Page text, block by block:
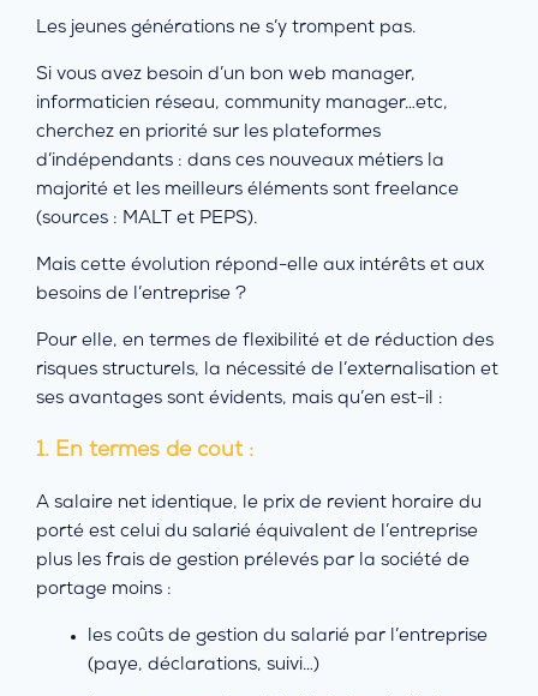
Les jeunes générations ne s’y trompent pas.
Si vous avez besoin d’un bon web manager,
informaticien réseau, community manager…etc,
cherchez en priorité sur les plateformes
d’indépendants : dans ces nouveaux métiers la
majorité et les meilleurs éléments sont freelance
(sources : MALT et PEPS).
Mais cette évolution répond-elle aux intérêts et aux
besoins de l’entreprise ?
Pour elle, en termes de flexibilité et de réduction des
risques structurels, la nécessité de l’externalisation et
ses avantages sont évidents, mais qu’en est-il :
1. En termes de coût :
A salaire net identique, le prix de revient horaire du
porté est celui du salarié équivalent de l’entreprise
plus les frais de gestion prélevés par la société de
portage moins :
les coûts de gestion du salarié par l’entreprise
(paye, déclarations, suivi…)